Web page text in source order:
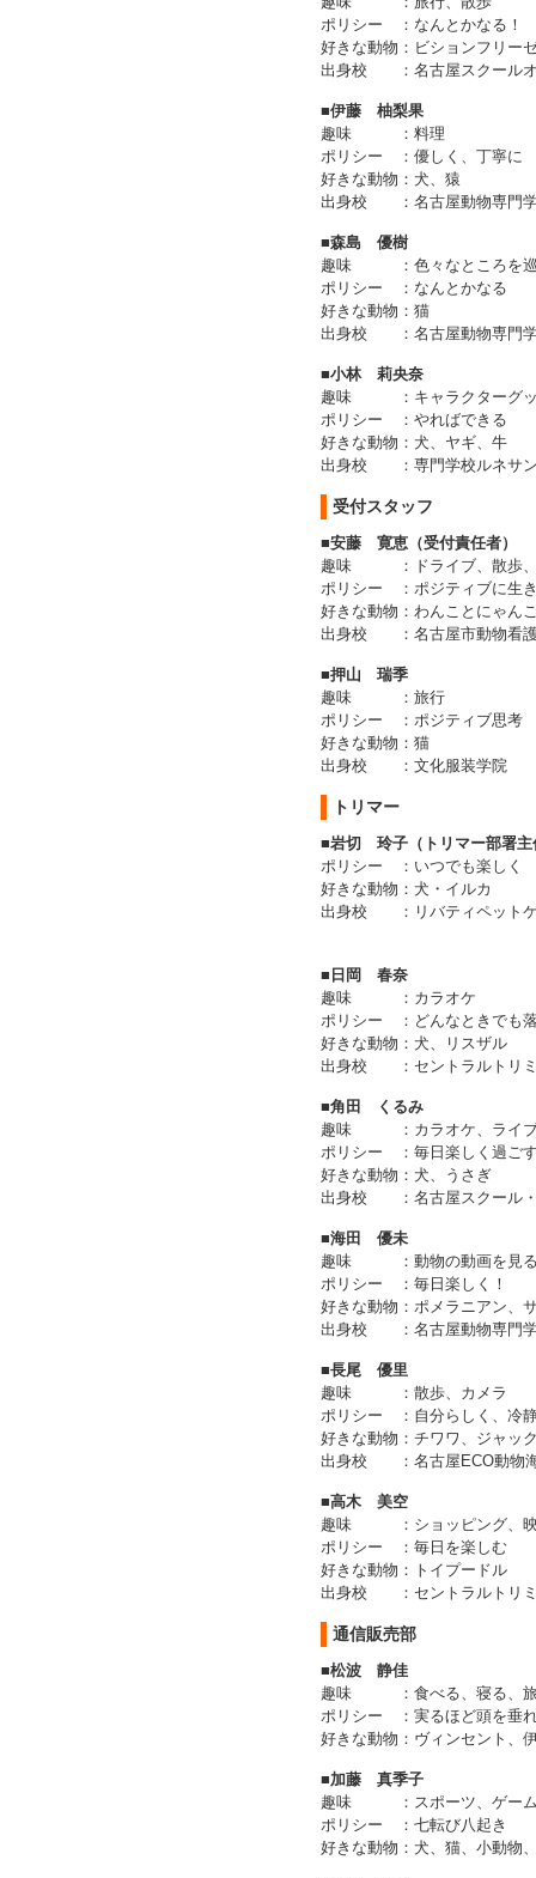
ポリシー
： なんとかなる！
好きな動物 ： ビションフリー
出身校
： 名古屋スクール
■伊藤 柚梨果
趣味
： 料理
ポリシー
： 優しく、丁寧に
好きな動物 ： 犬、猿
出身校
： 名古屋動物専門
■森島 優樹
趣味
： 色々なところを
ポリシー
： なんとかなる
好きな動物 ： 猫
出身校
： 名古屋動物専門
■小林 莉央奈
趣味
： キャラクターグ
ポリシー
： やればできる
好きな動物 ： 犬、ヤギ、牛
出身校
： 専門学校ルネサ
受付スタッフ
■安藤 寛恵（受付責任者）
趣味
： ドライブ、散歩
ポリシー
： ポジティブに生
好きな動物 ： わんことにゃん
出身校
： 名古屋市動物看
■押山 瑞季
趣味
： 旅行
ポリシー
： ポジティブ思考
好きな動物 ： 猫
出身校
： 文化服装学院
トリマー
■岩切 玲子（トリマー部署主
ポリシー
： いつでも楽しく
好きな動物 ： 犬・イルカ
出身校
： リバティペット
■日岡 春奈
趣味
： カラオケ
ポリシー
： どんなときでも
好きな動物 ： 犬、リスザル
出身校
： セントラルトリ
■角田 くるみ
趣味
： カラオケ、ライ
ポリシー
： 毎日楽しく過ご
好きな動物 ： 犬、うさぎ
出身校
： 名古屋スクール
■海田 優未
趣味
： 動物の動画を見
ポリシー
： 毎日楽しく！
好きな動物 ： ポメラニアン、
出身校
： 名古屋動物専門
■長尾 優里
趣味
： 散歩、カメラ
ポリシー
： 自分らしく、冷
好きな動物 ： チワワ、ジャッ
出身校
： 名古屋ECO動物
■高木 美空
趣味
： ショッピング、
ポリシー
： 毎日を楽しむ
好きな動物 ： トイプードル
出身校
： セントラルトリ
通信販売部
■松波 静佳
趣味
： 食べる、寝る、
ポリシー
： 実るほど頭を垂
好きな動物 ： ヴィンセント、
■加藤 真季子
趣味
： スポーツ、ゲー
ポリシー
： 七転び八起き
好きな動物 ： 犬、猫、小動物